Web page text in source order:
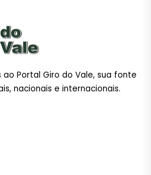
Portal Giro do Vale, sua fonte
nacionais e internacionais.